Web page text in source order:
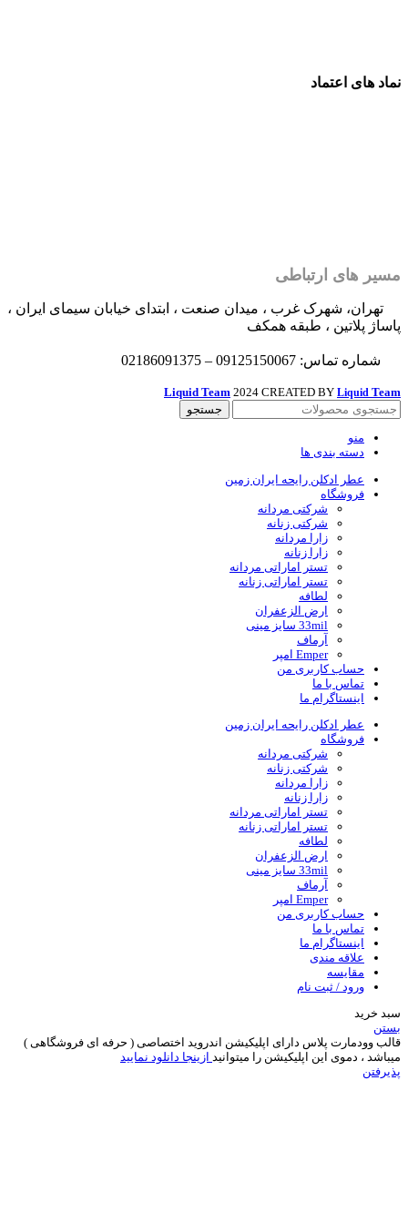
نماد های اعتماد
مسیر های ارتباطی
تهران، شهرک غرب ، میدان صنعت ، ابتدای خیابان سیمای ایران ،
پاساژ پلاتین ، طبقه همکف
شماره تماس: 09125150067 – 02186091375
Liquid Team 2024 CREATED BY Liquid Team
جستجو
منو
دسته بندی ها
عطر ادکلن رایحه ایران زمین
فروشگاه
شرکتی مردانه
شرکتی زنانه
زارا مردانه
زارا زنانه
تستر اماراتی مردانه
تستر اماراتی زنانه
لطافه
ارض الزعفران
33mil سایز مینی
آرماف
Emper امپر
حساب کاربری من
تماس با ما
اینستاگرام ما
عطر ادکلن رایحه ایران زمین
فروشگاه
شرکتی مردانه
شرکتی زنانه
زارا مردانه
زارا زنانه
تستر اماراتی مردانه
تستر اماراتی زنانه
لطافه
ارض الزعفران
33mil سایز مینی
آرماف
Emper امپر
حساب کاربری من
تماس با ما
اینستاگرام ما
علاقه مندی
مقایسه
ورود / ثبت نام
سبد خرید
بستن
قالب وودمارت پلاس دارای اپلیکیشن اندروید اختصاصی ( حرفه ای فروشگاهی )
میباشد ، دموی این اپلیکیشن را میتوانید ازینجا دانلود نمایید
پذیرفتن